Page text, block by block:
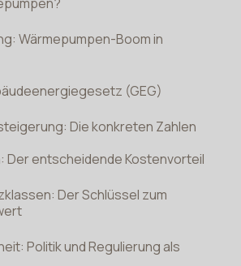
Wärmepumpen-Boom in
(GEG)
Die konkreten Zahlen
entscheidende Kostenvorteil
Der Schlüssel zum
Politik und Regulierung als